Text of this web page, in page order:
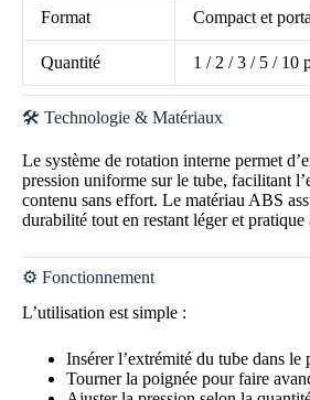
Format Compact et
Quantité 1 / 2 / 3 / 5 / 10
🛠️ Technologie & Matériaux
Le système de rotation interne permet
pression uniforme sur le tube, facilitant
contenu sans effort. Le matériau ABS
durabilité tout en restant léger et pratique
⚙️ Fonctionnement
L’utilisation est simple :
Insérer l’extrémité du tube dans le
Tourner la poignée pour faire